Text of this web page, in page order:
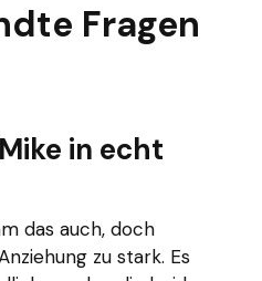
Fragen
in echt
das auch, doch
zu stark. Es